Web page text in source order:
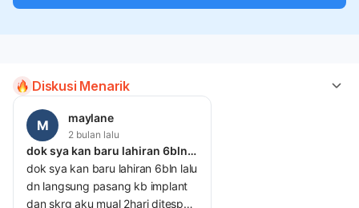
Diskusi Menarik
M maylane
2 bulan lalu
dok sya kan baru lahiran 6bln lalu dn langsung pasang
dok sya kan baru lahiran 6bln lalu
dn langsung pasang kb implant
dan skrg aku mual 2hari ditespek